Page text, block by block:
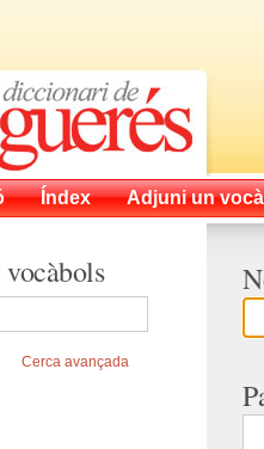
Índex Adjuni un
Cerca avançada